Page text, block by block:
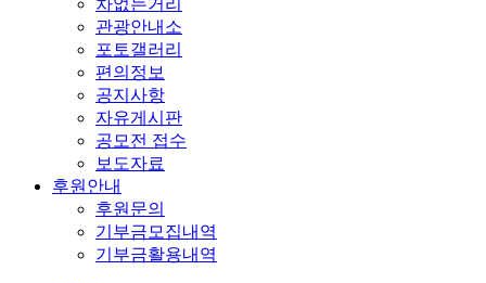
관광안내소
포토갤러리
편의정보
공지사항
자유게시판
공모전 접수
보도자료
후원안내
후원문의
기부금모집내역
기부금활용내역